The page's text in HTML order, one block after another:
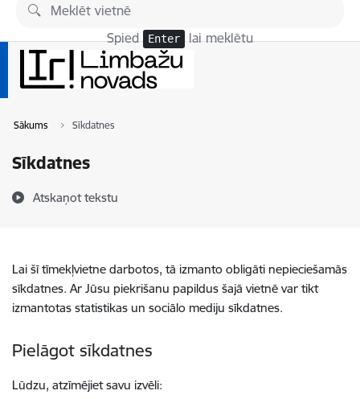
Pāriet uz lapas saturu
Spied Enter lai meklētu
Sākums Sīkdatnes
Sīkdatnes
Atskaņot tekstu
Lai šī tīmekļvietne darbotos, tā izmanto obligāti nepieciešamās
sīkdatnes. Ar Jūsu piekrišanu papildus šajā vietnē var tikt
izmantotas statistikas un sociālo mediju sīkdatnes.
Pielāgot sīkdatnes
Lūdzu, atzīmējiet savu izvēli: